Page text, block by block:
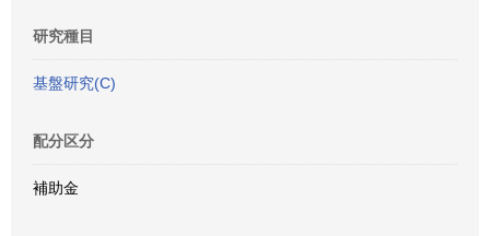
研究種目
基盤研究(C)
配分区分
補助金